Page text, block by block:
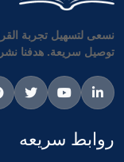
نسعى لتسهيل تجربة
توصيل سريعة. هدفنا
روابط سريعه